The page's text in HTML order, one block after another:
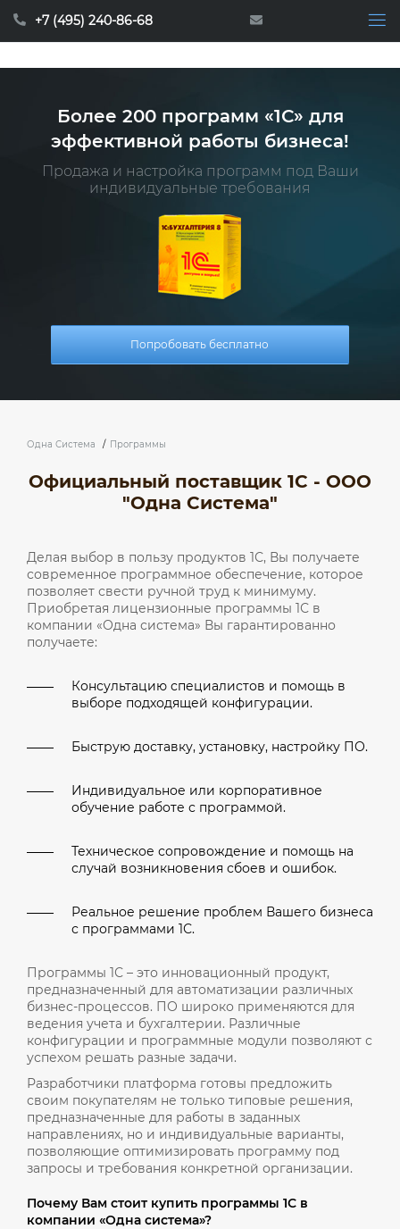
+7 (495) 240-86-68
Более 200 программ «1С» для
эффективной работы бизнеса!
Продажа и настройка программ под Ваши
индивидуальные требования
Попробовать бесплатно
Одна Система / Программы
Официальный поставщик 1С - ООО
"Одна Система"
Делая выбор в пользу продуктов 1С, Вы получаете
современное программное обеспечение, которое
позволяет свести ручной труд к минимуму.
Приобретая лицензионные программы 1С в
компании «Одна система» Вы гарантированно
получаете:
Консультацию специалистов и помощь в
выборе подходящей конфигурации.
Быструю доставку, установку, настройку ПО.
Индивидуальное или корпоративное
обучение работе с программой.
Техническое сопровождение и помощь на
случай возникновения сбоев и ошибок.
Реальное решение проблем Вашего бизнеса
с программами 1С.
Программы 1С – это инновационный продукт,
предназначенный для автоматизации различных
бизнес-процессов. ПО широко применяются для
ведения учета и бухгалтерии. Различные
конфигурации и программные модули позволяют с
успехом решать разные задачи.
Разработчики платформа готовы предложить
своим покупателям не только типовые решения,
предназначенные для работы в заданных
направлениях, но и индивидуальные варианты,
позволяющие оптимизировать программу под
запросы и требования конкретной организации.
Почему Вам стоит купить программы 1С в
компании «Одна система»?